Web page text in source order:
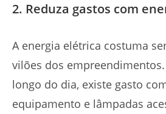
2. Reduza gastos com
A energia elétrica costuma
vilões dos
longo do dia, existe gasto
equipamento e lâmpadas